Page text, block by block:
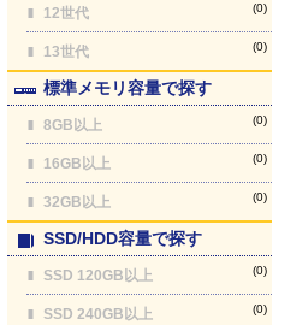
12世代 (0)
13世代 (0)
標準メモリ容量で探す
8GB以上 (0)
16GB以上 (0)
32GB以上 (0)
SSD/HDD容量で探す
SSD 120GB以上 (0)
SSD 240GB以上 (0)